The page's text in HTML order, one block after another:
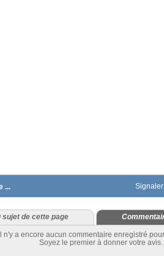
...
de cette page
n'y a encore aucun commentaire enregistré
Soyez le premier à donner votre avis.